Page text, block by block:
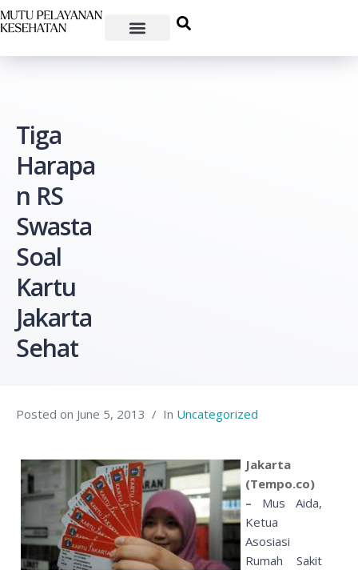
Tiga
Harapa
n RS
Swasta
Soal
Kartu
Jakarta
Sehat
Posted on June 5, 2013 In Uncategorized
Jakarta
(Tempo.co)
– Mus Aida,
Ketua
Asosiasi
Rumah Sakit